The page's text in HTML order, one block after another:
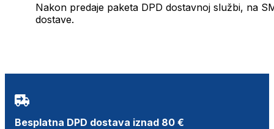
Nakon predaje paketa DPD dostavnoj službi, na
dostave.
Besplatna DPD dostava iznad 80 €